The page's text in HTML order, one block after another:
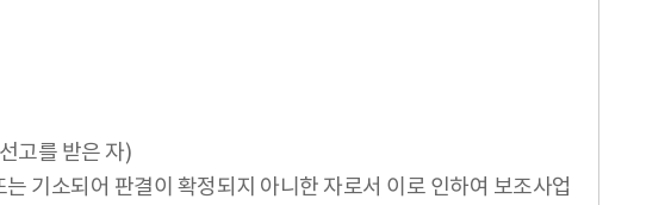
고를 받은 자)
기소되어 판결이 확정되지 아니한 자로서 이로 인하여 보조사업